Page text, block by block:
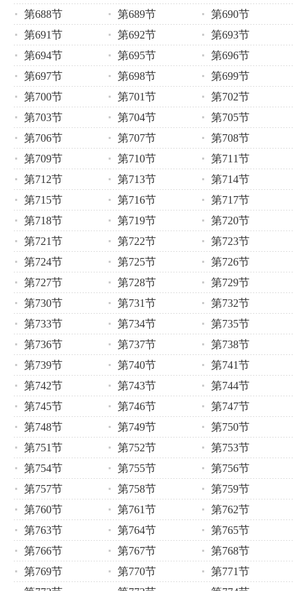
第688节
第689节
第690节
第691节
第692节
第693节
第694节
第695节
第696节
第697节
第698节
第699节
第700节
第701节
第702节
第703节
第704节
第705节
第706节
第707节
第708节
第709节
第710节
第711节
第712节
第713节
第714节
第715节
第716节
第717节
第718节
第719节
第720节
第721节
第722节
第723节
第724节
第725节
第726节
第727节
第728节
第729节
第730节
第731节
第732节
第733节
第734节
第735节
第736节
第737节
第738节
第739节
第740节
第741节
第742节
第743节
第744节
第745节
第746节
第747节
第748节
第749节
第750节
第751节
第752节
第753节
第754节
第755节
第756节
第757节
第758节
第759节
第760节
第761节
第762节
第763节
第764节
第765节
第766节
第767节
第768节
第769节
第770节
第771节